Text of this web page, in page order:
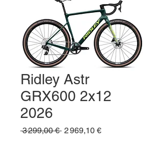
Ridley Astr
GRX600 2x12
2026
3 299,00 € Prix
2 969,10 €Prix